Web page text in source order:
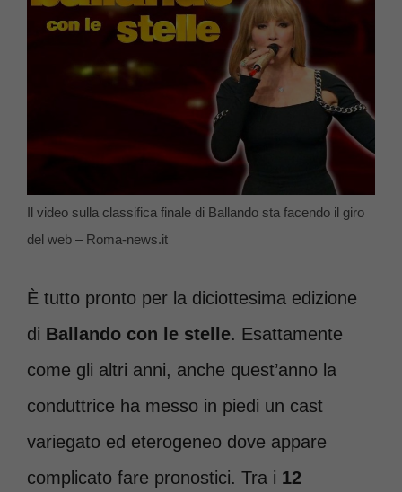
Il video sulla classifica finale di Ballando sta facendo il giro
del web – Roma-news.it
È tutto pronto per la diciottesima edizione
di Ballando con le stelle. Esattamente
come gli altri anni, anche quest’anno la
conduttrice ha messo in piedi un cast
variegato ed eterogeneo dove appare
complicato fare pronostici. Tra i 12